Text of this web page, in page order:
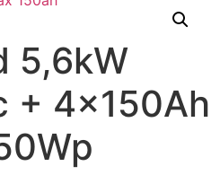
5,6kW
+ 4x150Ah